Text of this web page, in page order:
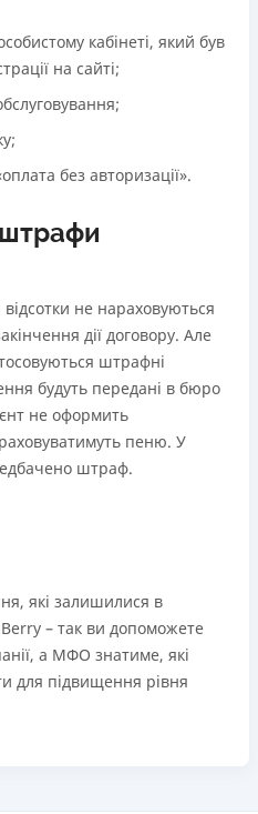
кабінеті, який був
на сайті;
без авторизації».
не нараховуються
дії договору. Але
штрафні
будуть передані в бюро
не оформить
пеню. У
штраф.
які залишилися в
– так ви допоможете
а МФО знатиме, які
для підвищення рівня